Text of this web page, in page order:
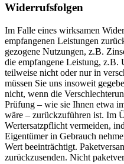
Widerrufsfolgen
Im Falle eines wirksamen
empfangenen Leistungen
gezogene Nutzungen, z.B.
die empfangene Leistung, z.B.
teilweise nicht oder nur in
müssen Sie uns insoweit
nicht, wenn die
Prüfung – wie sie Ihnen etwa
wäre – zurückzuführen ist. Im
Wertersatzpflicht vermeiden,
Eigentümer in Gebrauch
Wert beeinträchtigt.
zurückzusenden. Nicht